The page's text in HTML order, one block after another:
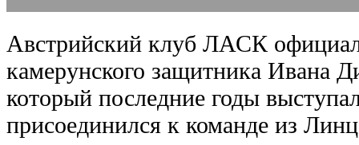
Австрийский клуб ЛАСК
камерунского защитника Ивана
который последние годы
присоединился к команде из